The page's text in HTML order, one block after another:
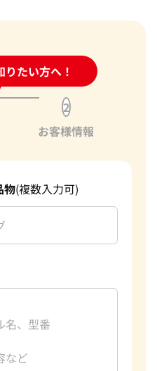
たい方へ！
合わせフォーム
2
お客様情報
物(複数入力可)